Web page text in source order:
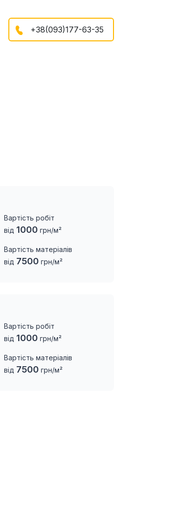
+38(093)177-63-35
Вартість робіт
від 1000 грн/м²
Вартість матеріалів
від 7500 грн/м²
Вартість робіт
від 1000 грн/м²
Вартість матеріалів
від 7500 грн/м²